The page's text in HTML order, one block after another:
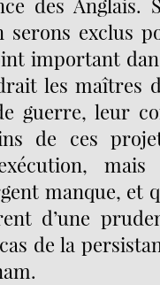
serons exclus
important
les maîtres
guerre, leur
de ces
manque, et
d’une
de la